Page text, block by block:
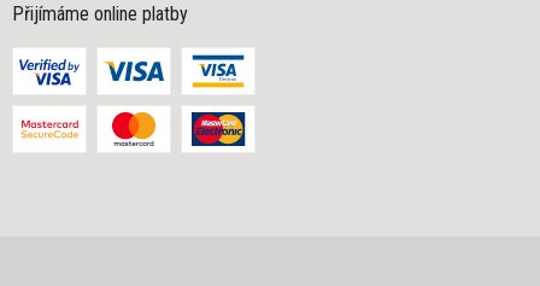
Přijímáme online platby